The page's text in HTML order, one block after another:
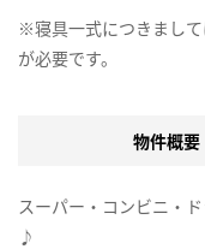
※寝具一式につきまして
が必要です。
物件概要
スーパー・コンビニ・
♪